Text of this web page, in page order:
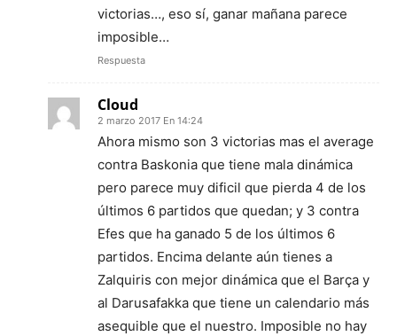
victorias…, eso sí, ganar mañana parece
imposible…
Respuesta
Cloud
2 marzo 2017 En 14:24
Ahora mismo son 3 victorias mas el average
contra Baskonia que tiene mala dinámica
pero parece muy dificil que pierda 4 de los
últimos 6 partidos que quedan; y 3 contra
Efes que ha ganado 5 de los últimos 6
partidos. Encima delante aún tienes a
Zalquiris con mejor dinámica que el Barça y
al Darusafakka que tiene un calendario más
asequible que el nuestro. Imposible no hay